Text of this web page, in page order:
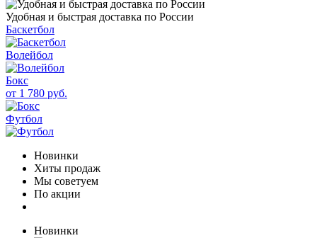
Удобная и быстрая доставка по России
Баскетбол
Волейбол
Бокс
от 1 780 руб.
Футбол
Новинки
Хиты продаж
Мы советуем
По акции
Новинки